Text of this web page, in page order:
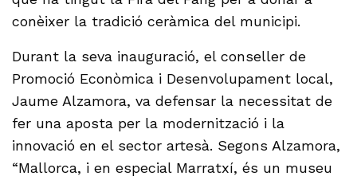
conèixer la tradició ceràmica del municipi.
Durant la seva inauguració, el conseller de
Promoció Econòmica i Desenvolupament local,
Jaume Alzamora, va defensar la necessitat de
fer una aposta per la modernització i la
innovació en el sector artesà. Segons Alzamora,
“Mallorca, i en especial Marratxí, és un museu